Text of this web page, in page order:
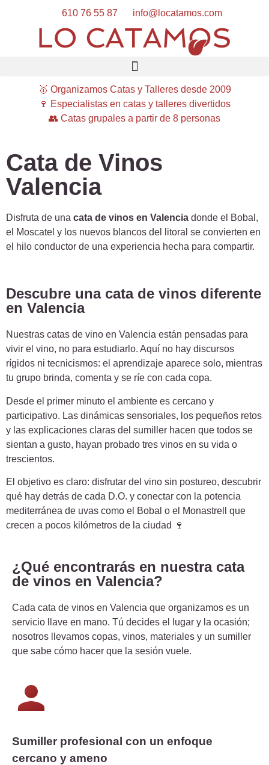
610 76 55 87 info@locatamos.com
🥇 Organizamos Catas y Talleres desde 2009
🍷 Especialistas en catas y talleres divertidos
👥 Catas grupales a partir de 8 personas
Cata de Vinos
Valencia
Disfruta de una cata de vinos en Valencia donde el Bobal,
el Moscatel y los nuevos blancos del litoral se convierten en
el hilo conductor de una experiencia hecha para compartir.
Descubre una cata de vinos diferente
en Valencia
Nuestras catas de vino en Valencia están pensadas para
vivir el vino, no para estudiarlo. Aquí no hay discursos
rígidos ni tecnicismos: el aprendizaje aparece solo, mientras
tu grupo brinda, comenta y se ríe con cada copa.
Desde el primer minuto el ambiente es cercano y
participativo. Las dinámicas sensoriales, los pequeños retos
y las explicaciones claras del sumiller hacen que todos se
sientan a gusto, hayan probado tres vinos en su vida o
trescientos.
El objetivo es claro: disfrutar del vino sin postureo, descubrir
qué hay detrás de cada D.O. y conectar con la potencia
mediterránea de uvas como el Bobal o el Monastrell que
crecen a pocos kilómetros de la ciudad 🍷
¿Qué encontrarás en nuestra cata
de vinos en Valencia?
Cada cata de vinos en Valencia que organizamos es un
servicio llave en mano. Tú decides el lugar y la ocasión;
nosotros llevamos copas, vinos, materiales y un sumiller
que sabe cómo hacer que la sesión vuele.
Sumiller profesional con un enfoque
cercano y ameno